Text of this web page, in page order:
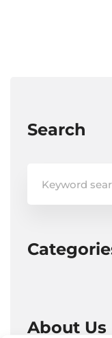
Search
for:
About Us